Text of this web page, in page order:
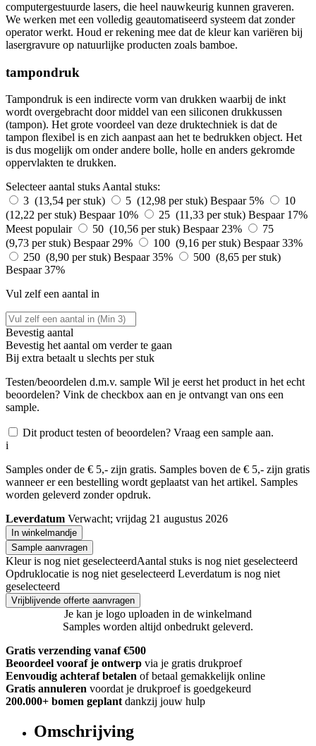
computergestuurde lasers, die heel nauwkeurig kunnen graveren.
We werken met een volledig geautomatiseerd systeem dat zonder
operator werkt. Houd er rekening mee dat de kleur kan variëren bij
lasergravure op natuurlijke producten zoals bamboe.
tampondruk
Tampondruk is een indirecte vorm van drukken waarbij de inkt
wordt overgebracht door middel van een siliconen drukkussen
(tampon). Het grote voordeel van deze druktechniek is dat de
tampon flexibel is en zich aanpast aan het te bedrukken object. Het
is dus mogelijk om onder andere bolle, holle en anders gekromde
oppervlakten te drukken.
Selecteer aantal stuksAantal stuks:
3 (13,54 per stuk)
5 (12,98 per stuk) Bespaar 5%
10
(12,22 per stuk) Bespaar 10% 25 (11,33 per stuk) Bespaar 17%
Meest populair
50 (10,56 per stuk) Bespaar 23%
75
(9,73 per stuk) Bespaar 29% 100 (9,16 per stuk) Bespaar 33%
250 (8,90 per stuk) Bespaar 35%
500 (8,65 per stuk)
Bespaar 37%
Vul zelf een aantal in
Bevestig aantal
Bevestig het aantal om verder te gaan
Bij extra betaalt u slechts per stuk
Testen/beoordelen d.m.v. sample Wil je eerst het product in het echt
beoordelen? Vink de checkbox aan en je ontvangt van ons een
sample.
Dit product testen of beoordelen? Vraag een sample aan.
i
Samples onder de € 5,- zijn gratis. Samples boven de € 5,- zijn gratis
wanneer er een bestelling wordt geplaatst van het artikel. Samples
worden geleverd zonder opdruk.
Leverdatum Verwacht; vrijdag 21 augustus 2026
In winkelmandje
Sample aanvragen
Kleur is nog niet geselecteerdAantal stuks is nog niet geselecteerd
Opdruklocatie is nog niet geselecteerd Leverdatum is nog niet
geselecteerd
Vrijblijvende offerte aanvragen
Je kan je logo uploaden in de winkelmand
Samples worden altijd onbedrukt geleverd.
Gratis verzending vanaf €500
Beoordeel vooraf je ontwerp via je gratis drukproef
Eenvoudig achteraf betalen of betaal gemakkelijk online
Gratis annuleren voordat je drukproef is goedgekeurd
200.000+ bomen geplant dankzij jouw hulp
Omschrijving